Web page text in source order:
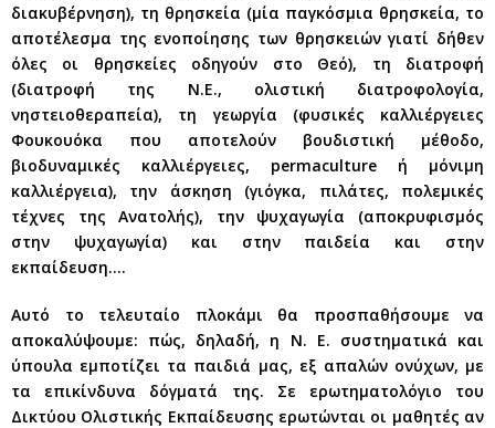
διακυβέρνηση), τη θρησκεία (μία παγκόσμια θρησκεία, το
αποτέλεσμα της ενοποίησης των θρησκειών γιατί δήθεν
όλες οι θρησκείες οδηγούν στο Θεό), τη διατροφή
(διατροφή της Ν.Ε., ολιστική διατροφολογία,
νηστειοθεραπεία), τη γεωργία (φυσικές καλλιέργειες
Φουκουόκα που αποτελούν βουδιστική μέθοδο,
βιοδυναμικές καλλιέργειες, permaculture ή μόνιμη
καλλιέργεια), την άσκηση (γιόγκα, πιλάτες, πολεμικές
τέχνες της Ανατολής), την ψυχαγωγία (αποκρυφισμός
στην ψυχαγωγία) και στην παιδεία και στην
εκπαίδευση….
Αυτό το τελευταίο πλοκάμι θα προσπαθήσουμε να
αποκαλύψουμε: πώς, δηλαδή, η Ν. Ε. συστηματικά και
ύπουλα εμποτίζει τα παιδιά μας, εξ απαλών ονύχων, με
τα επικίνδυνα δόγματά της. Σε ερωτηματολόγιο του
Δικτύου Ολιστικής Εκπαίδευσης ερωτώνται οι μαθητές αν